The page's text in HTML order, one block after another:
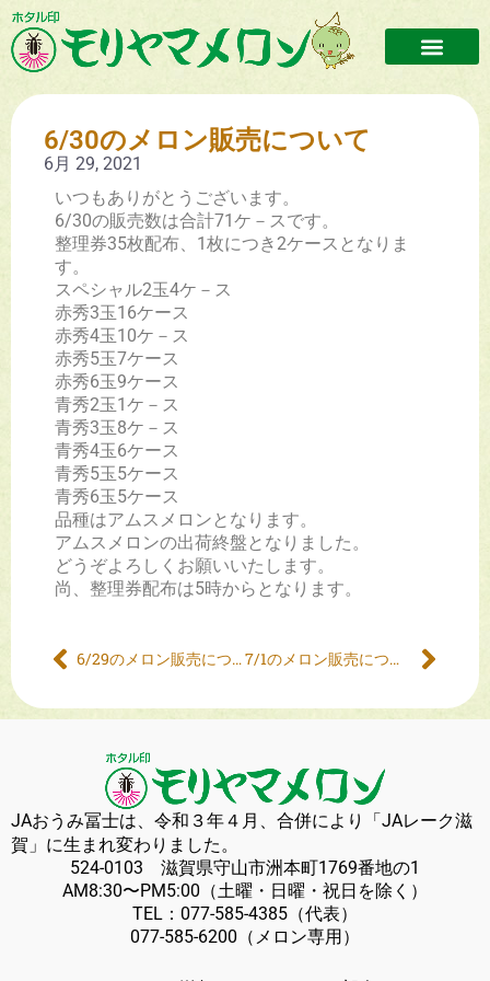
6/30のメロン販売について
6月 29, 2021
いつもありがとうございます。
6/30の販売数は合計71ケ－スです。
整理券35枚配布、1枚につき2ケースとなりま
す。
スペシャル2玉4ケ－ス
赤秀3玉16ケース
赤秀4玉10ケ－ス
赤秀5玉7ケース
赤秀6玉9ケース
青秀2玉1ケ－ス
青秀3玉8ケ－ス
青秀4玉6ケース
青秀5玉5ケース
青秀6玉5ケース
品種はアムスメロンとなります。
アムスメロンの出荷終盤となりました。
どうぞよろしくお願いいたします。
尚、整理券配布は5時からとなります。
6/29のメロン販売について 7/1のメロン販売について
JAおうみ冨士は、令和３年４月、合併により「JAレーク滋
賀」に生まれ変わりました。
524-0103 滋賀県守山市洲本町1769番地の1
AM8:30〜PM5:00（土曜・日曜・祝日を除く）
TEL： 077-585-4385 （代表）
077-585-6200 （メロン専用）